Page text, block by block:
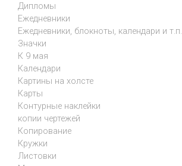
Дипломы
Ежедневники
Ежедневники, блокноты, календари и т.п.
Значки
К 9 мая
Календари
Картины на холсте
Карты
Контурные наклейки
копии чертежей
Копирование
Кружки
Листовки